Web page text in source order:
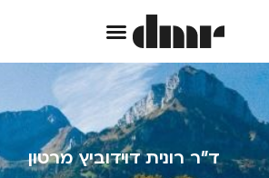
ד"ר רונית דוידוביץ מרטון